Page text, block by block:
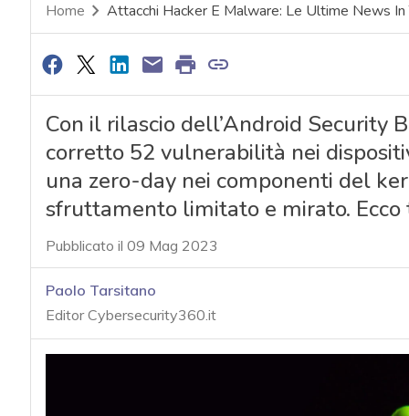
Home Attacchi Hacker E Malware: Le Ultime News
Con il rilascio dell’Android Security
corretto 52 vulnerabilità nei
una zero-day nei componenti del
sfruttamento limitato e mirato.
Pubblicato il 09 Mag 2023
Paolo Tarsitano
Editor Cybersecurity360.it